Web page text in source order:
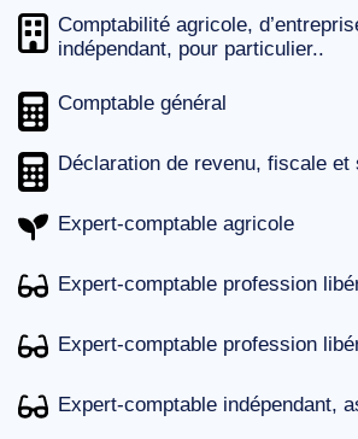
Comptabilité agricole,
indépendant, pour particulier..
Comptable général
Déclaration de revenu, fiscale et
Expert-comptable agricole
Expert-comptable profession
Expert-comptable profession
Expert-comptable indépendant,